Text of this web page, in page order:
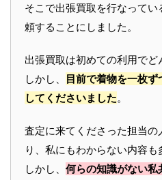
そこで出張買取を行なって
頼することにしました。
出張買取は初めての利用でど
しかし、
目前で着物を一枚
してくださいました。
査定に来てくださった担当
り、私にもわからない内容も
しかし、 何らの知識がない